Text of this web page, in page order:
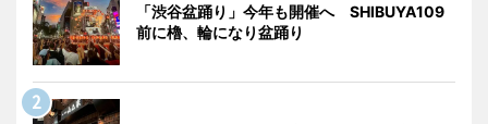
「渋谷盆踊り」今年も開催へ SHIBUYA109
前に櫓、輪になり盆踊り